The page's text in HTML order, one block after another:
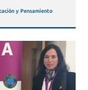
y Pensamiento